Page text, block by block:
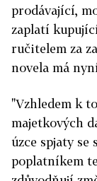
prodávající,
zaplatí
ručitelem za
novela má
"Vzhledem k
majetkových
úzce spjaty se
poplatníkem